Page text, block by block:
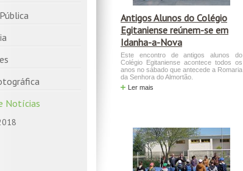
Notícias
Antigos Alunos do Colégio
Egitaniense reúnem-se em
Idanha-a-Nova
Este encontro de antigos alunos do
Colégio Egitaniense acontece todos os
anos no sábado que antecede a Romaria
da Senhora do Almortão.
Ler mais